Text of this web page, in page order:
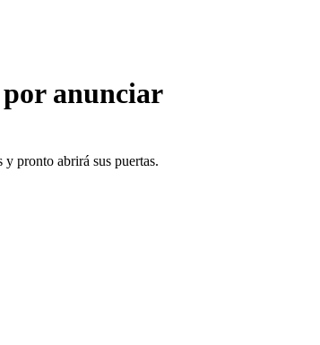
por anunciar
y pronto abrirá sus puertas.